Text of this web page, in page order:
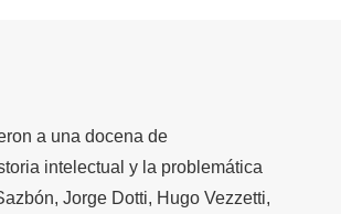
a una docena de
intelectual y la problemática
Jorge Dotti, Hugo Vezzetti,